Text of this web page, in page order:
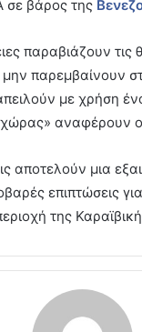
σε βάρος της
παραβιάζουν τις
παρεμβαίνουν
με χρήση
αναφέρουν οι
αποτελούν μια
επιπτώσεις
της